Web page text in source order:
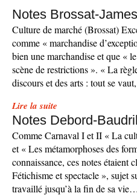
Notes Brossat-
Culture de marché (Brossat)
comme « marchandise
bien une marchandise et que «
scène de restrictions ». « La
discours et des arts : tout se
Lire la suite
Notes Debord-
Comme Carnaval I et II « La
et « Les métamorphoses des
connaissance, ces notes étaient
Fétichisme et spectacle », sujet
travaillé jusqu’à la fin de sa